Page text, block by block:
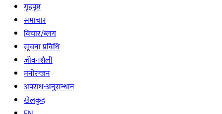
गृहपृष्ठ
समाचार
विचार/ब्लग
सूचना प्रविधि
जीवनशैली
मनाेरन्जन
अपराध-अनुसन्धान
खेलकुद